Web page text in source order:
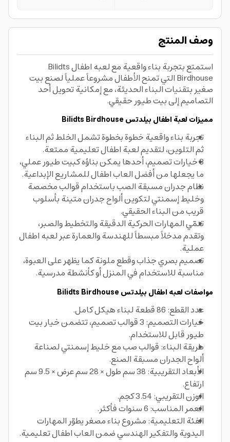
وصف المنتج
استمتع بتجربة بناء واقعية مع لعبه اطفال Bilidts
Birdhouse التي تمنح الأطفال مشروعاً عملياً لصنع بيت
صغير بتقنيات البناء الحديثة، مع إمكانية تحويل أحد
التصاميم إلى بيت طيور حقيقي.
مميزات لعبة اطفال بيلدتسBilidts Birdhouse
تجربة بناء واقعية خطوة بخطوة تشمل الخلط ثم البناء
ثم التلوين، لتقديم لعبة اطفال تعليمية ممتعة.
3 خيارات تصميم، أحدها يمكن بناؤه كبيت طيور عملي،
ما يجعلها من أفضل العاب اطفال للمشاريع الإبداعية.
نظام جدران مسبقة الصب باستخدام قوالب مخصصة
وخليط إسمنتي لتكوين ألواح جدران متينة بأسلوب
قريب من البناء الحقيقي.
تنمّي المهارات الحركية الدقيقة والتخطيط والصبر،
وتقدم مدخلاً مبسطاً للهندسة والعمارة عبر لعبه اطفال
عملية.
تصميم بصري جذاب وقطع ملونة كما يظهر على العبوة،
مناسبة للاستخدام في المنزل أو كأنشطة مدرسية.
مواصفات لعبه اطفال بيلدتسBilidts Birdhouse
عدد القطع: 86 قطعة لبناء هيكل كامل.
خيارات التصميم: 3 قوالب تصميم، تتضمن خيار بيت
طيور قابل للاستخدام.
طريقة البناء: قوالب صب مع خليط إسمنتي لصناعة
ألواح الجدران مسبقة الصنع.
الأبعاد التقريبية: 38 سم طول × 28 سم عرض × 9.5 سم
ارتفاع.
الوزن التقريبي: 3.54 كجم.
العمر المناسب: 6 سنوات فأكثر.
الفئة التعليمية: مشروع بناء مصغر يطوّر المهارات
اليدوية والتفكير الهندسي ضمن العاب اطفال تعليمية.